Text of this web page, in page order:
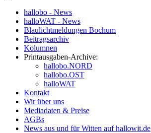
hallobo - News
halloWAT - News
Blaulichtmeldungen Bochum
Beitragsarchiv
Kolumnen
Printausgaben-Archive:
hallobo.NORD
hallobo.OST
halloWAT
Kontakt
Wir über uns
Mediadaten & Preise
AGBs
News aus und für Witten auf hallowit.de